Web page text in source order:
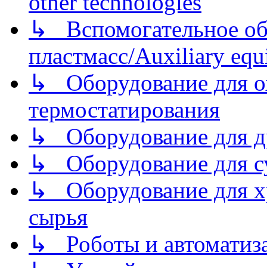
↳ Вспомогательное
пластмасс/Auxiliary
↳ Оборудование для
термостатирования
↳ Оборудование для
↳ Оборудование для
↳ Оборудование для
сырья
↳ Роботы и